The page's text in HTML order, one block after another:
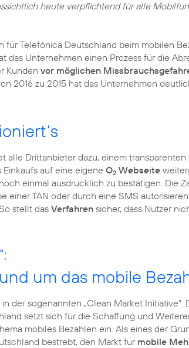
heute verpflichtend für alle
für Telefónica Deutschland beim mobilen
das Unternehmen einen Prozess für die
Kunden vor möglichen
2016 zu 2015 hat das Unternehmen
alle Drittanbieter dazu, einem
auf eine eigene O2 Webseite
einmal ausdrücklich zu bestätigen. Die
einer TAN oder durch eine SMS
stellt das Verfahren sicher, dass Nutzer
um das mobile
der sogenannten „Clean Market Initiative“.
setzt sich für die Schaffung und
mobiles Bezahlen ein. Als eines der
bestrebt, den Markt für mobile